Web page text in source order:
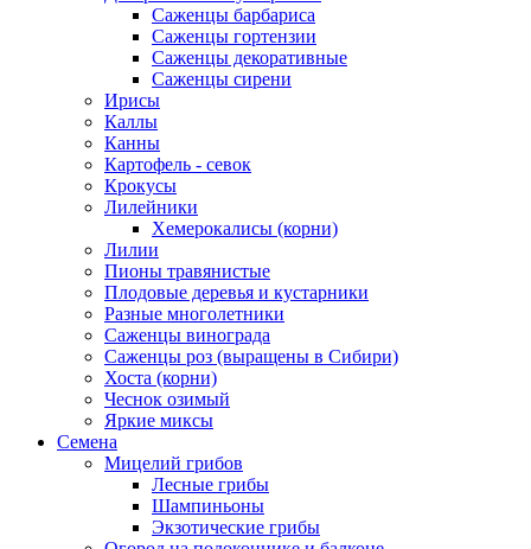
Саженцы барбариса
Саженцы гортензии
Саженцы декоративные
Саженцы сирени
Ирисы
Каллы
Канны
Картофель - севок
Крокусы
Лилейники
Хемерокалисы (корни)
Лилии
Пионы травянистые
Плодовые деревья и кустарники
Разные многолетники
Саженцы винограда
Саженцы роз (выращены в Сибири)
Хоста (корни)
Чеснок озимый
Яркие миксы
Семена
Мицелий грибов
Лесные грибы
Шампиньоны
Экзотические грибы